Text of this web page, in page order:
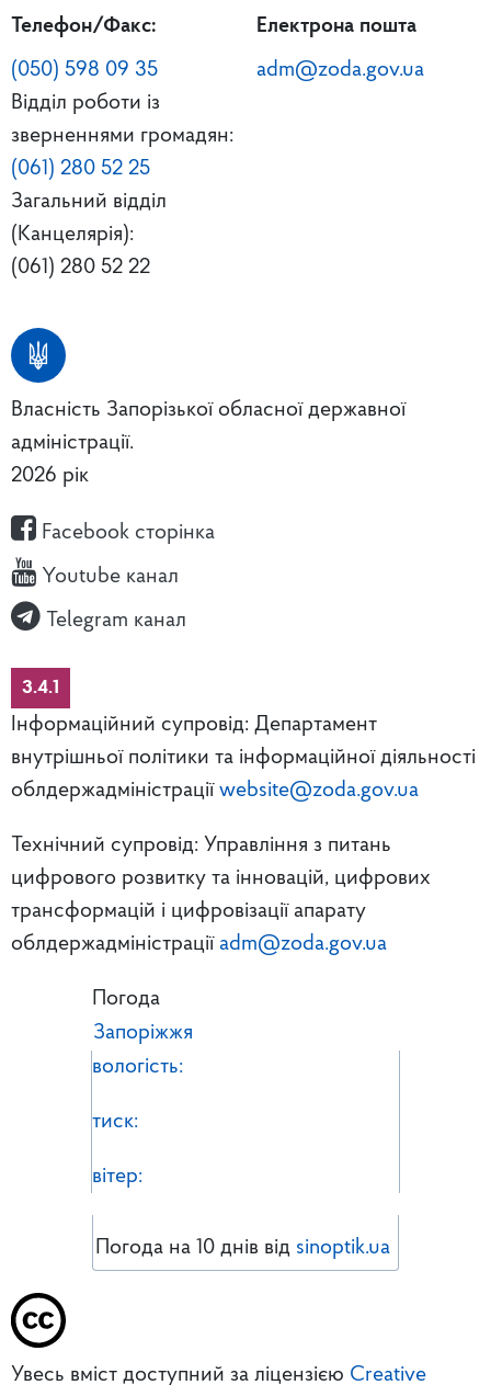
Телефон/Факс:
(050) 598 09 35
Відділ роботи із
зверненнями громадян:
(061) 280 52 25
Загальний відділ
(Канцелярія):
(061) 280 52 22
Електрона пошта
adm@zoda.gov.ua
Власність Запорізької обласної державної
адміністрації.
2026 рік
Facebook сторінка
Youtube канал
Telegram канал
3.4.1
Інформаційний супровід: Департамент
внутрішньої політики та інформаційної діяльності
облдержадміністрації website@zoda.gov.ua
Технічний супровід: Управління з питань
цифрового розвитку та інновацій, цифрових
трансформацій і цифровізації апарату
облдержадміністрації adm@zoda.gov.ua
Погода
Запоріжжя
вологість:
тиск:
вітер:
Погода на 10 днів від sinoptik.ua
Увесь вміст доступний за ліцензією Creative